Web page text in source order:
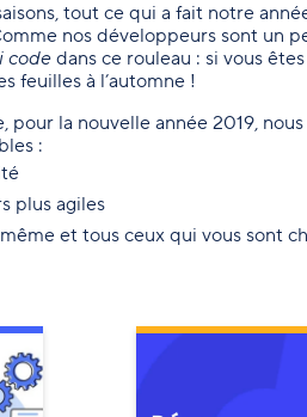
tout ce qui a fait notre
nos développeurs sont un
code dans ce rouleau : si vous
feuilles à l’automne !
la nouvelle année 2019, nous
:
plus agiles
et tous ceux qui vous sont